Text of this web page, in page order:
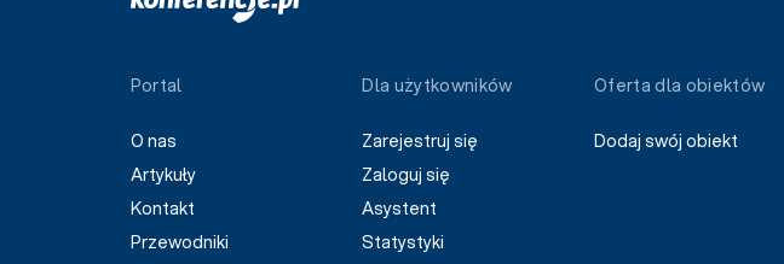
Portal
O nas
Artykuły
Kontakt
Przewodniki
Dla użytkowników
Zarejestruj się
Zaloguj się
Asystent
Statystyki
Oferta dla obiektów
Dodaj swój obiekt